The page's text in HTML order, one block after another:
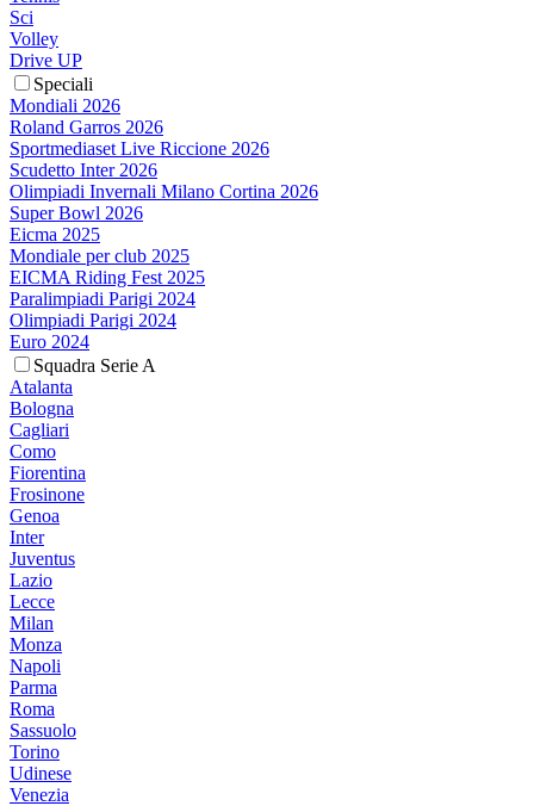
Sci
Volley
Drive UP
Speciali
Mondiali 2026
Roland Garros 2026
Sportmediaset Live Riccione 2026
Scudetto Inter 2026
Olimpiadi Invernali Milano Cortina 2026
Super Bowl 2026
Eicma 2025
Mondiale per club 2025
EICMA Riding Fest 2025
Paralimpiadi Parigi 2024
Olimpiadi Parigi 2024
Euro 2024
Squadra Serie A
Atalanta
Bologna
Cagliari
Como
Fiorentina
Frosinone
Genoa
Inter
Juventus
Lazio
Lecce
Milan
Monza
Napoli
Parma
Roma
Sassuolo
Torino
Udinese
Venezia